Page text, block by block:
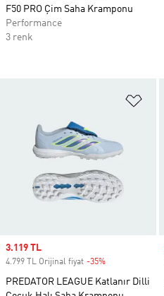
Sale price
3.119 TL
4.799 TL Orijinal fiyat -35%
PREDATOR LEAGUE Katlanır Dilli
F50 PRO Çim Saha Kramponu
Performance
3 renk